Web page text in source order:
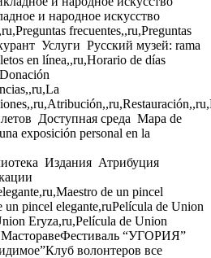
и народное искусство
frecuentes,,ru,Preguntas
Услуги Русский музей: rama
en línea,,ru,Horario de días
Доступная среда Mapa de
exposición personal en la
Издания Атрибуция
de un pincel
un pincel elegante,ruPelícula de Union
Eryza,ru,Película de Union
Фестиваль “УГОРИЯ”
Клуб волонтеров все